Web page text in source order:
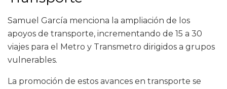
Samuel García menciona la ampliación de los
apoyos de transporte, incrementando de 15 a 30
viajes para el Metro y Transmetro dirigidos a grupos
vulnerables.
La promoción de estos avances en transporte se